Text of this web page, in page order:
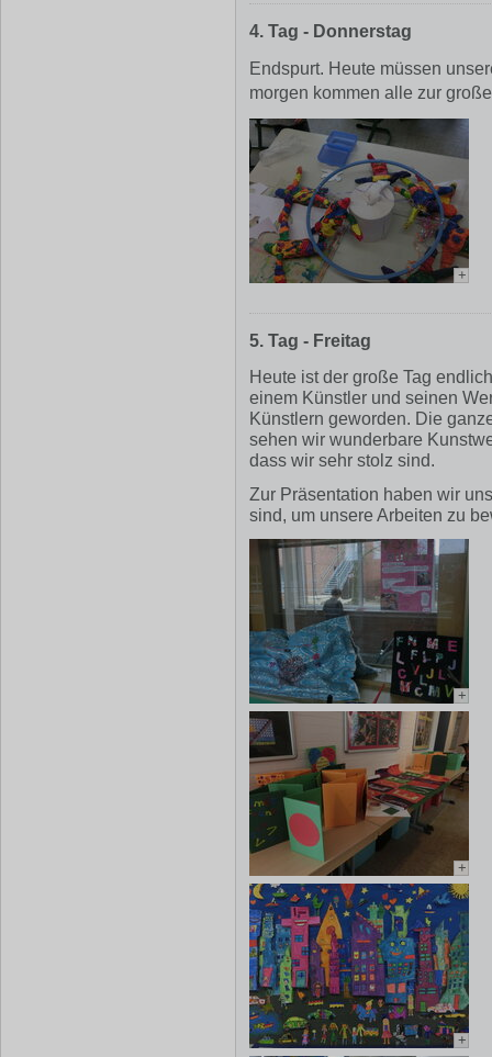
4. Tag - Donnerstag
Endspurt. Heute müssen
morgen kommen alle zur
+
5. Tag - Freitag
Heute ist der große Tag
einem Künstler und seinen
Künstlern geworden. Die
sehen wir wunderbare
dass wir sehr stolz sind.
Zur Präsentation haben wir
sind, um unsere Arbeiten zu
+
+
+